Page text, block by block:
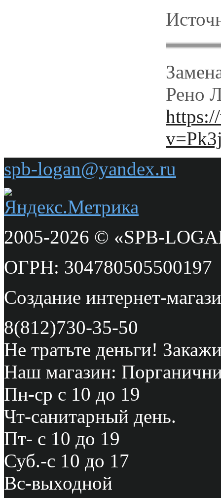
Рено
spb-logan@yandex.ru
2005-2026 © «SPB-
ОГРН: 304780505500197
Создание интернет-
8(812)730-35-50
Не тратьте деньги!
Наш магазин:
Пн-ср с 10 до 19
Чт-санитарный день.
Пт- с 10 до 19
Суб.-с 10 до 17
Вс-выходной